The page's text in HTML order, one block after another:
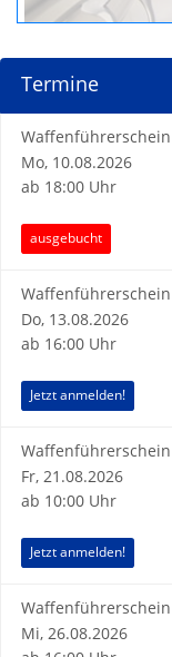
Termine
Waffenführerschein
Mo, 10.08.2026
ab 18:00 Uhr
ausgebucht
Waffenführerschein
Do, 13.08.2026
ab 16:00 Uhr
Jetzt anmelden!
Waffenführerschein
Fr, 21.08.2026
ab 10:00 Uhr
Jetzt anmelden!
Waffenführerschein
Mi, 26.08.2026